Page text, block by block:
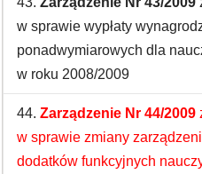
w sprawie wypłaty
ponadwymiarowych dla
w roku 2008/2009
44. Zarządzenie Nr 44/2009
w sprawie zmiany
dodatków funkcyjnych